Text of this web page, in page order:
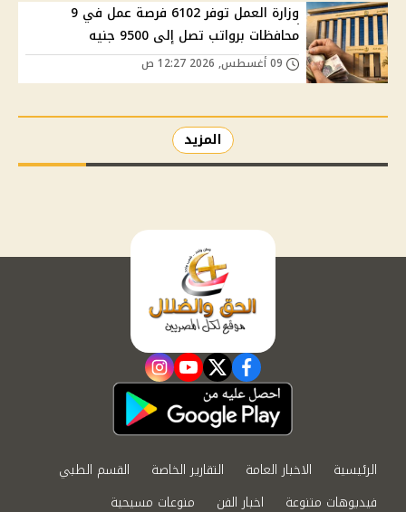
وزارة العمل توفر 6102 فرصة عمل في 9
محافظات برواتب تصل إلى 9500 جنيه
المزيد
facebook
twitter
youtube
instagram
الرئيسية الاخبار العامة التقارير الخاصة
القسم الطبي
فيديوهات متنوعة
اخبار الفن منوعات مسيحية